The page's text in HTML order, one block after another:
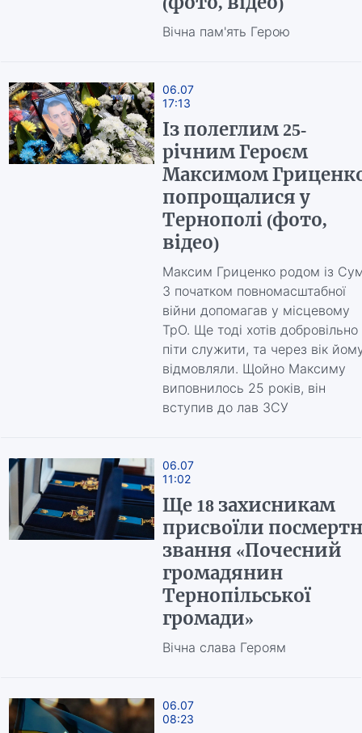
Вічна пам'ять Герою
06.07
17:13
Із полеглим 25-
річним Героєм
Максимом
попрощалися у
Тернополі (фото,
відео)
Максим Гриценко родом із
З початком повномасштабної
війни допомагав у місцевому
ТрО. Ще тоді хотів добровільно
піти служити, та через вік
відмовляли. Щойно Максиму
виповнилось 25 років, він
вступив до лав ЗСУ
06.07
11:02
Ще 18 захисникам
присвоїли
звання «Почесний
громадянин
Тернопільської
громади»
Вічна слава Героям
06.07
08:23